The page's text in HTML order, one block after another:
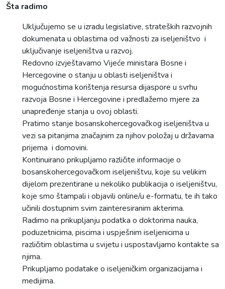
Šta radimo
Uključujemo se u izradu legislative, strateških razvojnih
dokumenata u oblastima od važnosti za iseljeništvo i
uključivanje iseljeništva u razvoj.
Redovno izvještavamo Vijeće ministara Bosne i
Hercegovine o stanju u oblasti iseljeništva i
mogućnostima korištenja resursa dijaspore u svrhu
razvoja Bosne i Hercegovine i predlažemo mjere za
unapređenje stanja u ovoj oblasti.
Pratimo stanje bosanskohercegovačkog iseljeništva u
vezi sa pitanjima značajnim za njihov položaj u državama
prijema i domovini.
Kontinuirano prikupljamo različite informacije o
bosanskohercegovačkom iseljeništvu, koje su velikim
dijelom prezentirane u nekoliko publikacija o iseljeništvu,
koje smo štampali i objavili online/u e-formatu, te ih tako
učinili dostupnim svim zainteresiranim akterima.
Radimo na prikupljanju podatka o doktorima nauka,
poduzetnicima, piscima i uspješnim iseljenicima u
različitim oblastima u svijetu i uspostavljamo kontakte sa
njima.
Prikupljamo podatake o iseljeničkim organizacijama i
medijima.